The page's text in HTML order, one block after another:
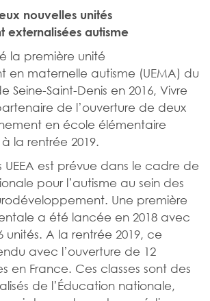
nouvelles unités
externalisées autisme
la première unité
en maternelle autisme (UEMA) du
Saint-Denis en 2016, Vivre
de l’ouverture de deux
en école élémentaire
la rentrée 2019.
est prévue dans le cadre de
pour l’autisme au sein des
Une première
a été lancée en 2018 avec
A la rentrée 2019, ce
avec l’ouverture de 12
en France. Ces classes sont des
de l’Éducation nationale,